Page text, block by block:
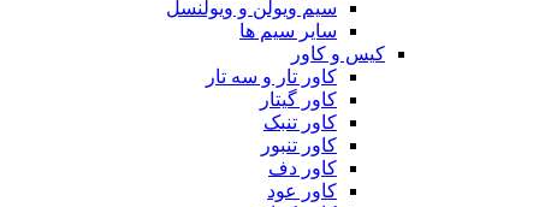
سیم ویولن و ویولنسل
سایر سیم ها
کیس و کاور
کاور تار و سه تار
کاور گیتار
کاور تنبک
کاور تنبور
کاور دف
کاور عود